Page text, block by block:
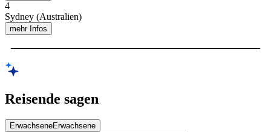
4
Sydney (Australien)
mehr Infos
Reisende sagen
ErwachseneErwachsene